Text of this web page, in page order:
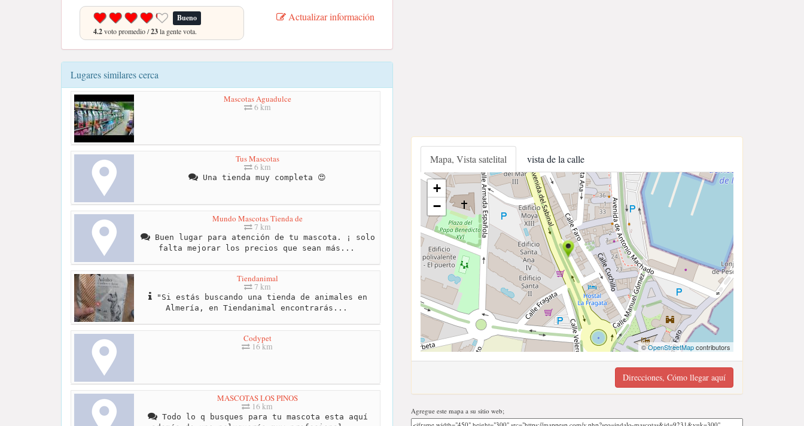
Bueno
4.2voto promedio /23la gente vota.
Actualizar información
Lugares similares cerca
Mascotas Aguadulce
6 km
Tus Mascotas
6 km
Una tienda muy completa 😍
Mundo Mascotas Tienda de
7 km
Buen lugar para atención de tu mascota. ¡ solo
falta mejorar los precios que sean más...
Tiendanimal
7 km
"Si estás buscando una tienda de animales en
Almería, en Tiendanimal encontrarás...
Codypet
16 km
MASCOTAS LOS PINOS
16 km
Todo lo q busques para tu mascota esta aquí
Mapa, Vista satelital vista de la calle
+
−
©OpenStreetMapcontributors
Direcciones, Cómo llegar aquí
Agregue este mapa a su sitio web;